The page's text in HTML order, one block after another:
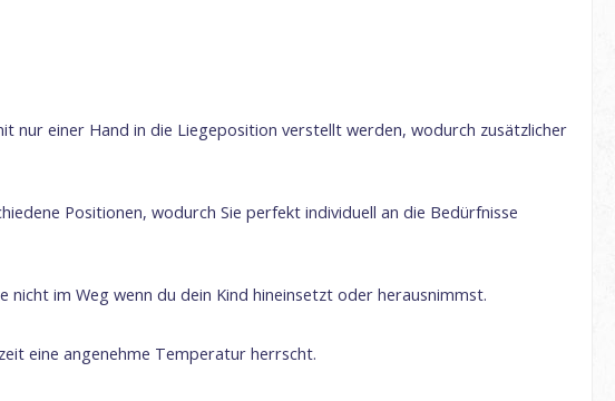
nur einer Hand in die Liegeposition verstellt werden, wodurch zusätzlicher
Positionen, wodurch Sie perfekt individuell an die Bedürfnisse
im Weg wenn du dein Kind hineinsetzt oder herausnimmst.
eine angenehme Temperatur herrscht.